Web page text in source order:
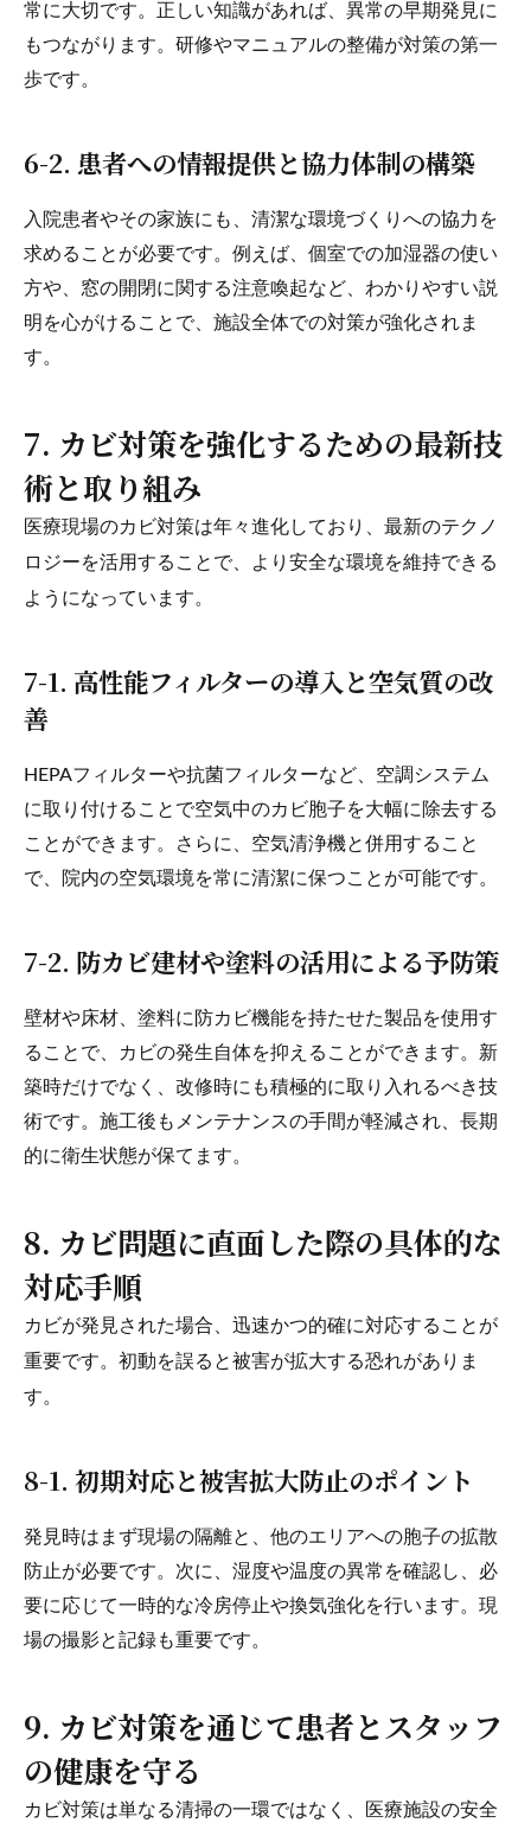
常に大切です。正しい知識があれば、異常の早期発見に
もつながります。研修やマニュアルの整備が対策の第一
歩です。
6-2. 患者への情報提供と協力体制の構築
入院患者やその家族にも、清潔な環境づくりへの協力を
求めることが必要です。例えば、個室での加湿器の使い
方や、窓の開閉に関する注意喚起など、わかりやすい説
明を心がけることで、施設全体での対策が強化されま
す。
7. カビ対策を強化するための最新技
術と取り組み
医療現場のカビ対策は年々進化しており、最新のテクノ
ロジーを活用することで、より安全な環境を維持できる
ようになっています。
7-1. 高性能フィルターの導入と空気質の改
善
HEPAフィルターや抗菌フィルターなど、空調システム
に取り付けることで空気中のカビ胞子を大幅に除去する
ことができます。さらに、空気清浄機と併用すること
で、院内の空気環境を常に清潔に保つことが可能です。
7-2. 防カビ建材や塗料の活用による予防策
壁材や床材、塗料に防カビ機能を持たせた製品を使用す
ることで、カビの発生自体を抑えることができます。新
築時だけでなく、改修時にも積極的に取り入れるべき技
術です。施工後もメンテナンスの手間が軽減され、長期
的に衛生状態が保てます。
8. カビ問題に直面した際の具体的な
対応手順
カビが発見された場合、迅速かつ的確に対応することが
重要です。初動を誤ると被害が拡大する恐れがありま
す。
8-1. 初期対応と被害拡大防止のポイント
発見時はまず現場の隔離と、他のエリアへの胞子の拡散
防止が必要です。次に、湿度や温度の異常を確認し、必
要に応じて一時的な冷房停止や換気強化を行います。現
場の撮影と記録も重要です。
9. カビ対策を通じて患者とスタッフ
の健康を守る
カビ対策は単なる清掃の一環ではなく、医療施設の安全